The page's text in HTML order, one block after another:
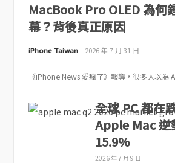
MacBook Pro OLED 為何
幕？背後真正原因
iPhone Taiwan 2026 年 7 月 31 日
《iPhone News 愛瘋了》報導，很多人以為
全球 PC 都在
Apple Mac 逆
15.9%
2026 年 7 月 9 日